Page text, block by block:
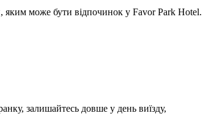
яким може бути відпочинок у Favor Park Hotel.
залишайтесь довше у день виїзду,